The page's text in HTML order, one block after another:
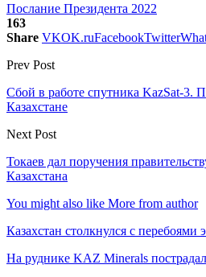
Послание Президента 2022
163
Share VKOK.ruFacebookTwitter
Prev Post
Сбой в работе спутника KazSat-3.
Казахстане
Next Post
Токаев дал поручения
Казахстана
You might also like More from author
Казахстан столкнулся с
На руднике KAZ Minerals